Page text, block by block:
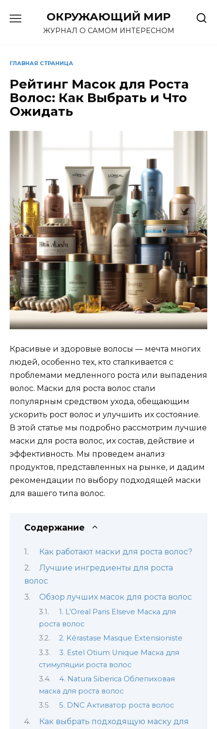
содержанию
ОКРУЖАЮЩИЙ МИР
ЖУРНАЛ О САМОМ ИНТЕРЕСНОМ
ГЛАВНАЯ СТРАНИЦА
Рейтинг Масок для Роста
Волос: Как Выбрать и Что
Ожидать
Красивые и здоровые волосы — мечта многих
людей, особенно тех, кто сталкивается с
проблемами медленного роста или выпадения
волос. Маски для роста волос стали
популярным средством ухода, обещающим
ускорить рост волос и улучшить их состояние.
В этой статье мы подробно рассмотрим лучшие
маски для роста волос, их состав, действие и
эффективность. Мы проведем анализ
продуктов, представленных на рынке, и дадим
рекомендации по выбору подходящей маски
для вашего типа волос.
Содержание
Как работают маски для роста волос?
Лучшие ингредиенты для роста
волос
Обзор лучших масок для роста волос
1. L’Oreal Paris Elseve Маска для
роста волос
2. Kérastase Masque Extensioniste
3. Estel Otium Unique Маска для
стимуляции роста волос
4. Natura Siberica Облепиховая
маска для роста волос
5. DNC Активатор роста волос
Как выбрать подходящую маску для